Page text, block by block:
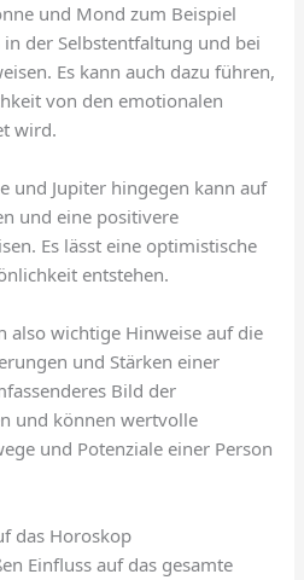
und Mond zum Beispiel
der Selbstentfaltung und bei
Es kann auch dazu führen,
von den emotionalen
wird.
und Jupiter hingegen kann auf
und eine positivere
Es lässt eine optimistische
entstehen.
also wichtige Hinweise auf die
und Stärken einer
Bild der
und können wertvolle
und Potenziale einer Person
das Horoskop
Einfluss auf das gesamte